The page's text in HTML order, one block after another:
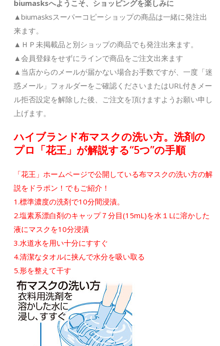
biumasksへようこそ、ショッピングを楽しみに
▲biumasksスーパーコピーショップの商品は一緒に発注出
来ます。
▲ＨＰ未掲載品と別ショップの商品でも発注出来ます。
▲会員登録をせずにラインで商品をご注文出来ます
▲当店からのメールが届かない場合お手数ですが、一度「迷
惑メール」フォルダーをご確認くださいまたはURL付きメー
ル拒否設定を解除した後、ご注文を頂けますようお願い申し
上げます。
ハイブランド布マスクの洗い方。洗剤の
プロ「花王」が解説する“5つ”の手順
「花王」ホームページで公開している布マスクの洗い方の解
説をドラポン！でもご紹介！
1.標準濃度の洗剤で10分間浸漬。
2.塩素系漂白剤のキャップ７分目(15mL)を水１Lに溶かした
液にマスクを10分浸漬
3.水道水を用い十分にすすぐ
4.清潔なタオルに挟んで水分を吸い取る
5.形を整えて干す